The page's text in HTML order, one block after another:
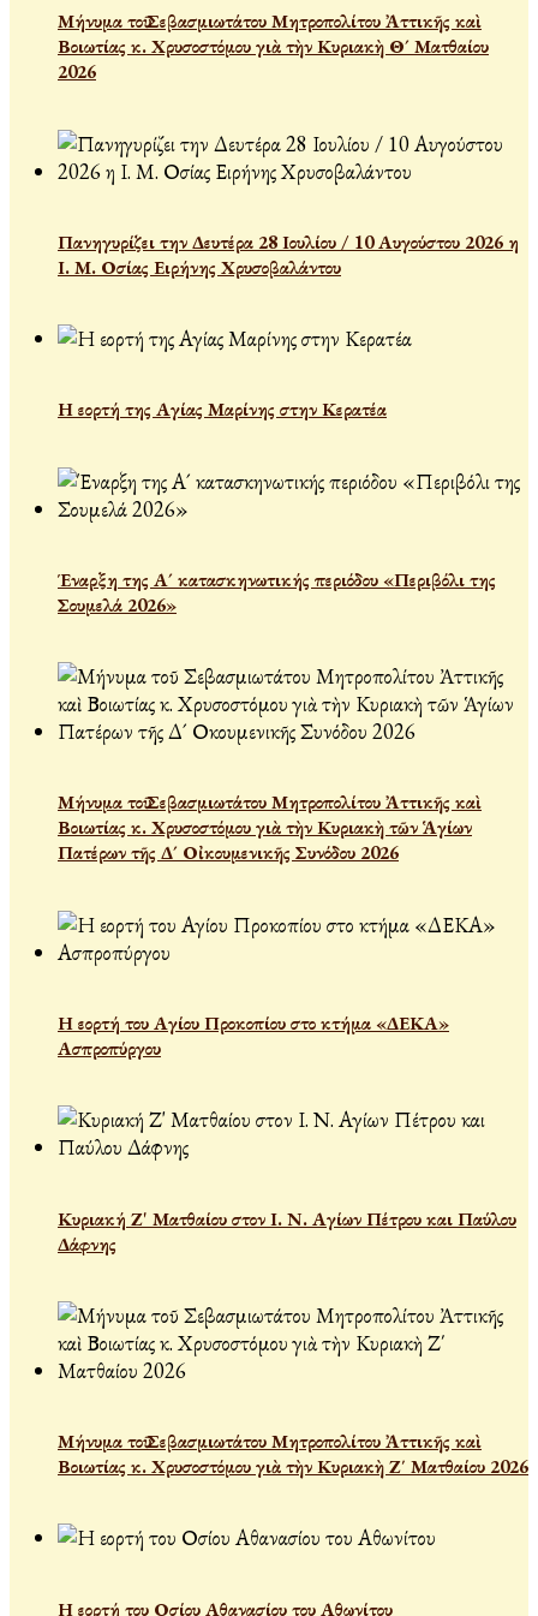
Μήνυμα τοῦ Σεβασμιωτάτου Μητροπολίτου Ἀττικῆς καὶ
Βοιωτίας κ. Χρυσοστόμου γιὰ τὴν Κυριακὴ Θ´ Ματθαίου
2026
Πανηγυρίζει την Δευτέρα 28 Ιουλίου / 10 Αυγούστου 2026 η
Ι. Μ. Οσίας Ειρήνης Χρυσοβαλάντου
Η εορτή της Αγίας Μαρίνης στην Κερατέα
Έναρξη της Α´ κατασκηνωτικής περιόδου «Περιβόλι της
Σουμελά 2026»
Μήνυμα τοῦ Σεβασμιωτάτου Μητροπολίτου Ἀττικῆς καὶ
Βοιωτίας κ. Χρυσοστόμου γιὰ τὴν Κυριακὴ τῶν Ἁγίων
Πατέρων τῆς Δ´ Οἰκουμενικῆς Συνόδου 2026
Η εορτή του Αγίου Προκοπίου στο κτήμα «ΔΕΚΑ»
Ασπροπύργου
Κυριακή Ζ' Ματθαίου στον Ι. Ν. Αγίων Πέτρου και Παύλου
Δάφνης
Μήνυμα τοῦ Σεβασμιωτάτου Μητροπολίτου Ἀττικῆς καὶ
Βοιωτίας κ. Χρυσοστόμου γιὰ τὴν Κυριακὴ Ζ΄ Ματθαίου 2026
Η εορτή του Οσίου Αθανασίου του Αθωνίτου